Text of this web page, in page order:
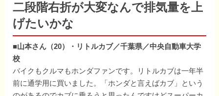
二段階右折が大変なんで排気量を上
げたいかな
■山本さん（20）・リトルカブ／千葉県／中央自動車大学
校
バイクもクルマもホンダファンです。リトルカブは一年半
前に通学用に買いました。「ホンダと言えばカブ」という